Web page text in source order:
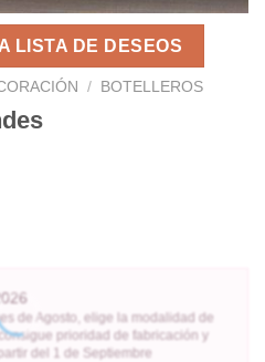
LISTA DE DESEOS
/ BOTELLEROS
de Agosto, elige la modalidad de
prioridad de fabricación y
del 1 de Septiembre